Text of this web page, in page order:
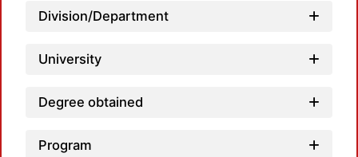
Division/Department
University
Degree obtained
Program